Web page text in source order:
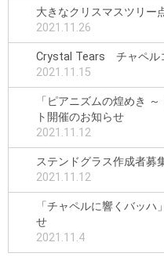
大きなクリスマスツリー
2021.11.26
Crystal Tears チャペル
2021.11.15
「ピアニズムの煌めき
ト開催のお知らせ
2021.11.12
ステンドグラス作成者募
2021.11.12
「チャペルに響くバッ
せ
2021.11.4